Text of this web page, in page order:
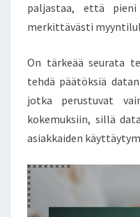
paljastaa, että
merkittävästi
On tärkeää seurata
tehdä päätöksiä
jotka perustuvat
kokemuksiin, sillä
asiakkaiden